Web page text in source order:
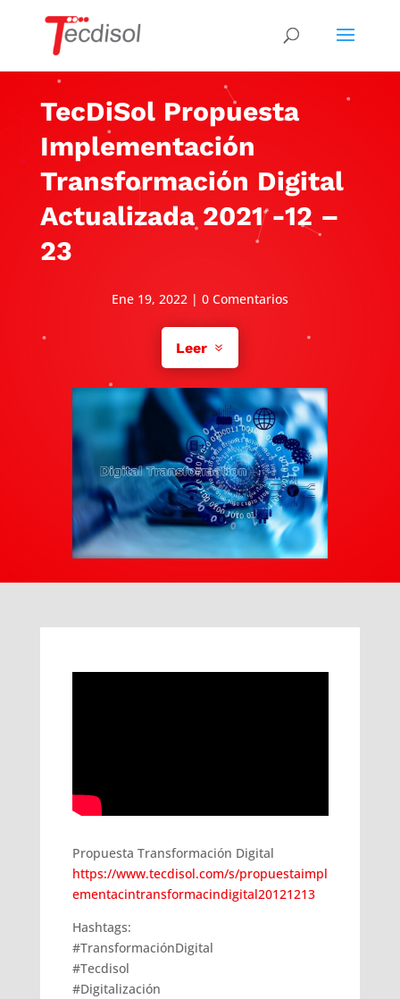
TecDiSol Propuesta
Implementación
Transformación Digital
Actualizada 2021 -12 –
23
Ene 19, 2022| 0 Comentarios
Leer
Propuesta Transformación Digital
https://www.tecdisol.com/s/propuestaimpl
ementacintransformacindigital20121213
Hashtags:
#TransformaciónDigital
#Tecdisol
#Digitalización